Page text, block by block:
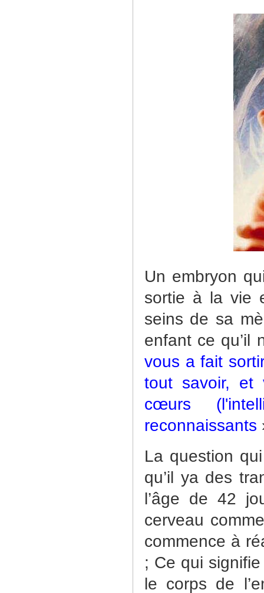
Un embryon
sortie à la vie
seins de sa
enfant ce qu’il
vous a fait
tout savoir,
cœurs
reconnaissants
La question
qu’il ya des
l’âge de 42
cerveau
commence à
; Ce qui
le corps de